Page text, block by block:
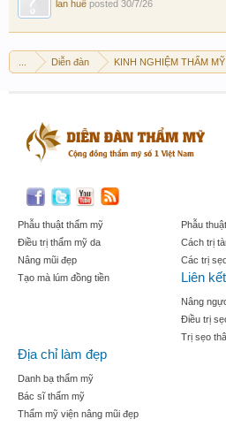
lan huê posted 30/7/26
Diễn đàn KINH NGHIỆM THẨM MỸ
Phẫu thuật thẩm mỹ
Điều trị thẩm mỹ da
Nâng mũi đẹp
Tạo mà lúm đồng tiền
Phẫu
Cách trị
Các trị
Liên
Nâng
Điều trị
Trị sẹo
Địa chỉ làm đẹp
Danh bạ thẩm mỹ
Bác sĩ thẩm mỹ
Thẩm mỹ viện nâng mũi đẹp